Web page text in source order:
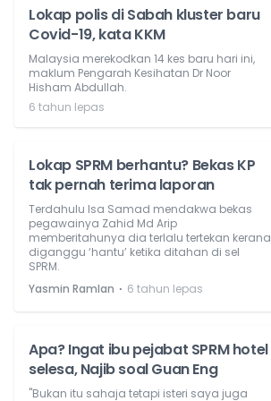
Lokap polis di Sabah kluster baru
Covid-19, kata KKM
Malaysia merekodkan 14 kes baru hari ini,
maklum Pengarah Kesihatan Dr Noor
Hisham Abdullah.
6 tahun lepas
Lokap SPRM berhantu? Bekas KP
tak pernah terima laporan
Terdahulu Isa Samad mendakwa bekas
pegawainya Zahid Md Arip
memberitahunya dia terlalu tertekan kerana
diganggu ‘hantu’ ketika ditahan di sel
SPRM.
Yasmin Ramlan ⋅ 6 tahun lepas
Apa? Ingat ibu pejabat SPRM hotel
selesa, Najib soal Guan Eng
"Bukan itu sahaja tetapi isteri saya juga